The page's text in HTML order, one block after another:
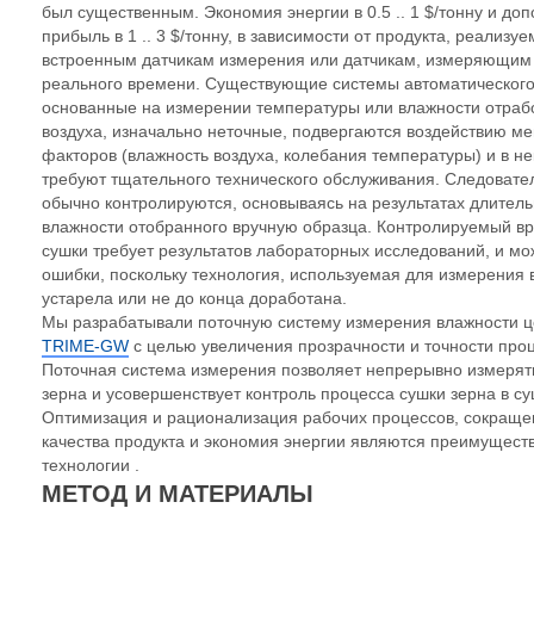
был существенным. Экономия энергии в 0.5 .. 1 $/тонну и
прибыль в 1 .. 3 $/тонну, в зависимости от продукта,
встроенным датчикам измерения или датчикам,
реального времени. Существующие системы
основанные на измерении температуры или влажности
воздуха, изначально неточные, подвергаются воздействию
факторов (влажность воздуха, колебания температуры) и в
требуют тщательного технического обслуживания.
обычно контролируются, основываясь на результатах
влажности отобранного вручную образца. Контролируемый
сушки требует результатов лабораторных исследований, и
ошибки, поскольку технология, используемая для измерения
устарела или не до конца доработана.
Мы разрабатывали поточную систему измерения влажности
TRIME-GW с целью увеличения прозрачности и точности
Поточная система измерения позволяет непрерывно
зерна и усовершенствует контроль процесса сушки зерна в
Оптимизация и рационализация рабочих процессов,
качества продукта и экономия энергии являются
технологии .
МЕТОД И МАТЕРИАЛЫ